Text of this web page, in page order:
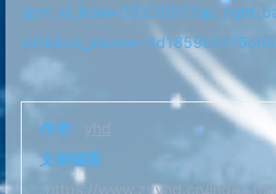
作者:
yhd
文章链接:
https://www.zyyhd.cn/